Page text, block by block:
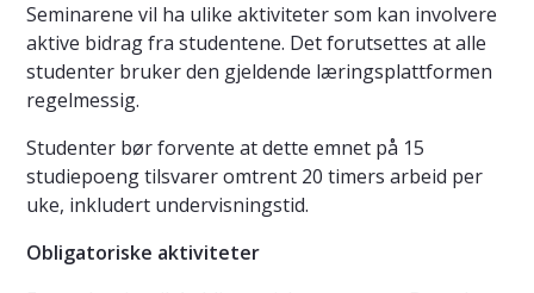
Seminarene vil ha ulike aktiviteter som kan involvere
aktive bidrag fra studentene. Det forutsettes at alle
studenter bruker den gjeldende læringsplattformen
regelmessig.
Studenter bør forvente at dette emnet på 15
studiepoeng tilsvarer omtrent 20 timers arbeid per
uke, inkludert undervisningstid.
Obligatoriske aktiviteter